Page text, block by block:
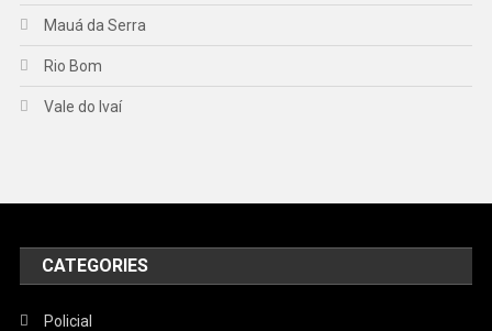
Mauá da Serra
Rio Bom
Vale do Ivaí
CATEGORIES
Policial